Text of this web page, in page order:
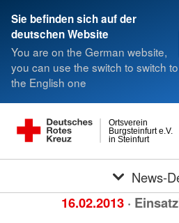
Sie befinden sich auf der
deutschen Website
You are on the German website,
you can use the switch to switch to
the English one
in Steinfurt
Burgsteinfurt e.V.
Ortsverein
News-
16.02.2013 ·